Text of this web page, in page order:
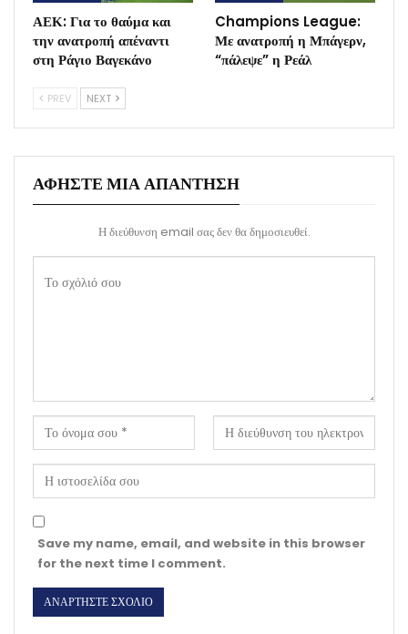
ΑΕΚ: Για το θαύμα και
την ανατροπή απέναντι
στη Ράγιο Βαγεκάνο
Champions League:
Με ανατροπή η Μπάγερν,
“πάλεψε” η Ρεάλ
PREV NEXT
ΑΦΉΣΤΕ ΜΙΑ ΑΠΆΝΤΗΣΗ
Η διεύθυνση email σας δεν θα δημοσιευθεί.
Save my name, email, and website in this browser
for the next time I comment.